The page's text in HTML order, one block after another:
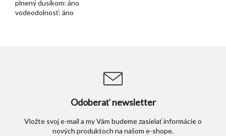
plnený dusíkom: áno
vodeodolnosť: áno
Odoberať newsletter
Vložte svoj e-mail a my Vám budeme zasielať informácie o
nových produktoch na našom e-shope.